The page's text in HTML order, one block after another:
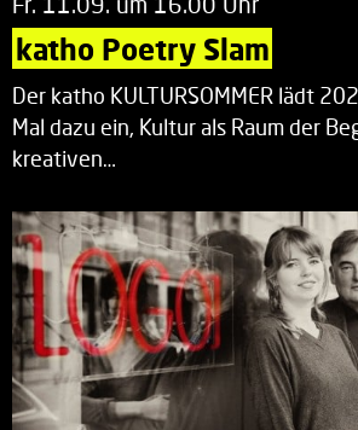
katho Poetry Slam
Der katho KULTURSOMMER lädt
Mal dazu ein, Kultur als Raum der
kreativen…